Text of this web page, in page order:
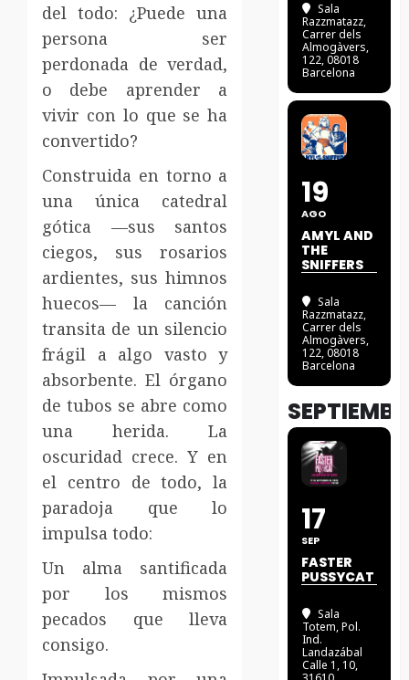
del todo: ¿Puede una
persona ser
perdonada de verdad,
o debe aprender a
vivir con lo que se ha
convertido?
Construida en torno a
una única catedral
gótica —sus santos
ciegos, sus rosarios
ardientes, sus himnos
huecos— la canción
transita de un silencio
frágil a algo vasto y
absorbente. El órgano
de tubos se abre como
una herida. La
oscuridad crece. Y en
el centro de todo, la
paradoja que lo
impulsa todo:
Un alma santificada
por los mismos
pecados que lleva
consigo.
Sala
Razzmatazz,
Carrer dels
Almogàvers,
122, 08018
Barcelona
19
AGO
AMYL AND
THE
SNIFFERS
Sala
Razzmatazz,
Carrer dels
Almogàvers,
122, 08018
Barcelona
17
SEP
FASTER
PUSSYCAT
Sala
Totem, Pol.
Ind.
Landazábal
Calle 1, 10,